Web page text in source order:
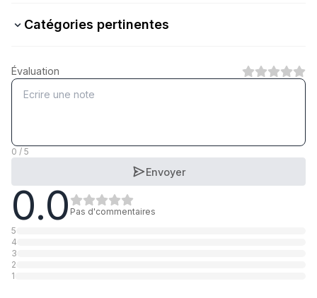
Catégories pertinentes
Stahl
Évaluation
0 / 5
Envoyer
0.0 Pas d'commentaires
5
4
3
2
1